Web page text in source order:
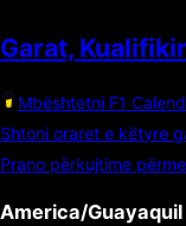
Garat,
Mbështetni F1
Shtoni oraret e këtyre
Prano përkujtime
America/Guayaquil